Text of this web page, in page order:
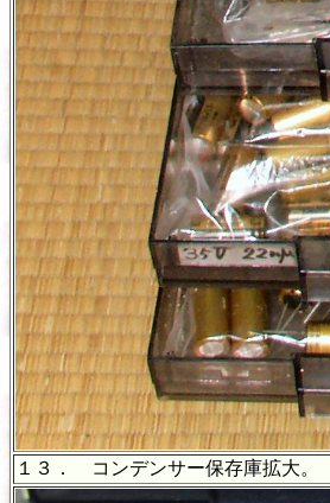
１３． コンデンサー保存庫拡大。